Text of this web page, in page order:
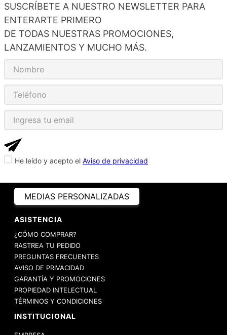
SUSCRÍBETE A NUESTRO NEWSLETTER PARA
ENTERARTE PRIMERO
DE TODAS NUESTRAS PROMOCIONES,
LANZAMIENTOS Y MUCHO MÁS.
He leído y acepto el Aviso de privacidad
MEDIAS PERSONALIZADAS
ASISTENCIA
¿CÓMO COMPRAR?
RASTREA TU PEDIDO
PREGUNTAS FRECUENTES
AVISO DE PRIVACIDAD
GARANTÍA Y PROMOCIONES
PROPIEDAD INTELECTUAL
TÉRMINOS Y CONDICIONES
INSTITUCIONAL